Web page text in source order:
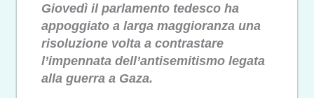
Giovedì il parlamento tedesco ha
appoggiato a larga maggioranza una
risoluzione volta a contrastare
l’impennata dell’antisemitismo legata
alla guerra a Gaza.